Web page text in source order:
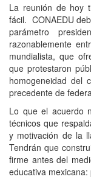
La reunión de hoy
fácil. CONAEDU
parámetro
razonablemente
mundialista, que
que protestaron
homogeneidad del
precedente de
Lo que el acuerdo
técnicos que
y motivación de la
Tendrán que
firme antes del
educativa